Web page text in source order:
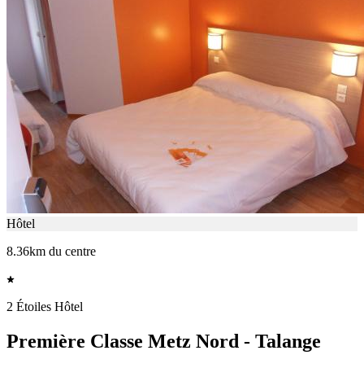
Hôtel
8.36km du centre
2 Étoiles Hôtel
Première Classe Metz Nord - Talange